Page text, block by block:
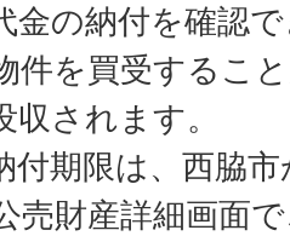
金の納付を確認
件を買受するこ
収されます。
付期限は、西脇
売財産詳細画面